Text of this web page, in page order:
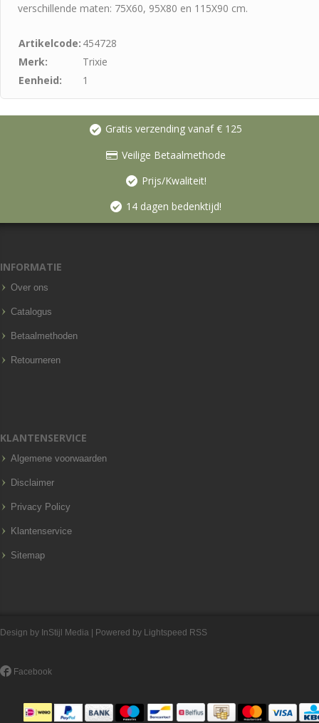
verschillende maten: 75X60, 95X80 en 115X90 cm.
Artikelcode: 454728
Merk:
Trixie
Eenheid:
1
Gratis verzending vanaf € 125
Veilige Betaalmethode
Prijs/Kwaliteit!
14 dagen bedenktijd!
INFORMATIE
Over ons
Catalogus
Betaalmethoden
Retourneren
KLANTENSERVICE
Algemene voorwaarden
Disclaimer
Privacy Policy
Klantenservice
Sitemap
Design by InStijl Media | Powered by Lightspeed RSS
Facebook